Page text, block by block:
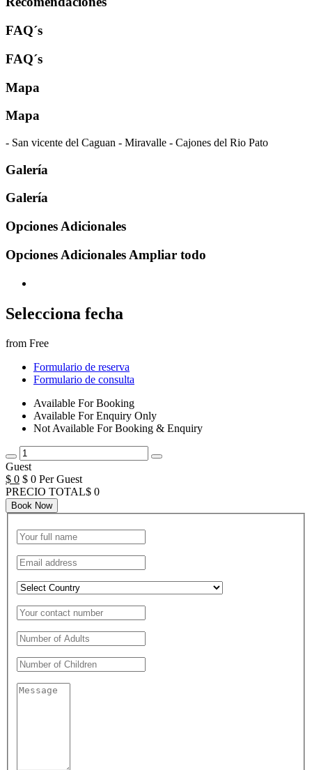
FAQ´s
FAQ´s
Mapa
Mapa
- San vicente del Caguan - Miravalle - Cajones del Rio Pato
Galería
Galería
Opciones Adicionales
Opciones Adicionales Ampliar todo
Selecciona fecha
from Free
Formulario de reserva
Formulario de consulta
Available For Booking
Available For Enquiry Only
Not Available For Booking & Enquiry
Guest
$ 0 $ 0 Per Guest
PRECIO TOTAL$ 0
Book Now